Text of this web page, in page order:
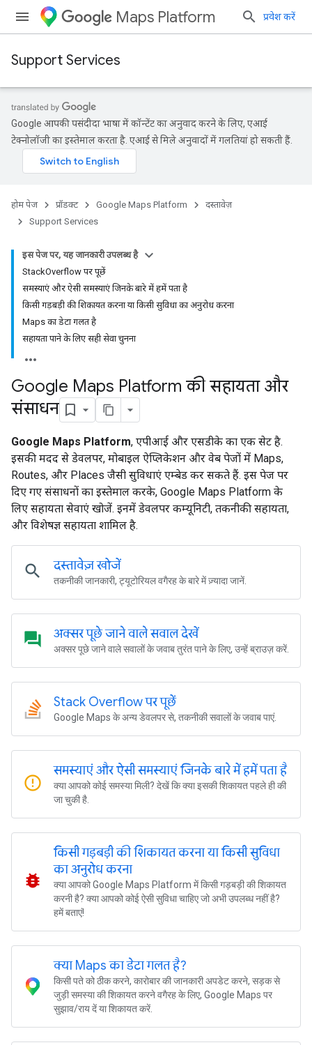
Maps Platform प्रवेश करें
Support Services
Google आपकी पसंदीदा भाषा में कॉन्टेंट का अनुवाद करने के लिए, एआई
टेक्नोलॉजी का इस्तेमाल करता है. एआई से मिले अनुवादों में गलतियां हो सकती हैं.
होम पेज प्रॉडक्ट Google Maps Platform
दस्तावेज़
Support Services
इस पेज पर, यह जानकारी उपलब्ध है
StackOverflow पर पूछें
समस्याएं और ऐसी समस्याएं जिनके बारे में हमें पता है
किसी गड़बड़ी की शिकायत करना या किसी सुविधा का अनुरोध करना
Maps का डेटा गलत है
सहायता पाने के लिए सही सेवा चुनना
Google Maps Platform की सहायता और
संसाधन
Google Maps Platform, एपीआई और एसडीके का एक सेट है.
इसकी मदद से डेवलपर, मोबाइल ऐप्लिकेशन और वेब पेजों में Maps,
Routes, और Places जैसी सुविधाएं एम्बेड कर सकते हैं. इस पेज पर
दिए गए संसाधनों का इस्तेमाल करके, Google Maps Platform के
लिए सहायता सेवाएं खोजें. इनमें डेवलपर कम्यूनिटी, तकनीकी सहायता,
और विशेषज्ञ सहायता शामिल है.
search दस्तावेज़ खोजें
तकनीकी जानकारी, ट्यूटोरियल वगैरह के बारे में ज़्यादा जानें.
question_answer अक्सर पूछे जाने वाले सवाल देखें
अक्सर पूछे जाने वाले सवालों के जवाब तुरंत पाने के लिए, उन्हें ब्राउज़ करें.
Stack Overflow पर पूछें
Google Maps के अन्य डेवलपर से, तकनीकी सवालों के जवाब पाएं.
error_outline
समस्याएं और ऐसी समस्याएं जिनके बारे में हमें पता है
क्या आपको कोई समस्या मिली? देखें कि क्या इसकी शिकायत पहले ही की
जा चुकी है.
bug_report
किसी गड़बड़ी की शिकायत करना या किसी सुविधा
का अनुरोध करना
क्या आपको Google Maps Platform में किसी गड़बड़ी की शिकायत
करनी है? क्या आपको कोई ऐसी सुविधा चाहिए जो अभी उपलब्ध नहीं है?
हमें बताएं!
क्या Maps का डेटा गलत है?
किसी पते को ठीक करने, कारोबार की जानकारी अपडेट करने, सड़क से
जुड़ी समस्या की शिकायत करने वगैरह के लिए, Google Maps पर
सुझाव/राय दें या शिकायत करें.